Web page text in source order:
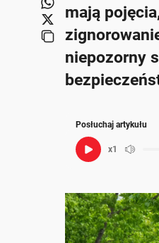
Ignorowanie tych
Znaki te są
Przekroczenie
Znaki różnią się
mają
niepozorny
Posłuchaj artykułu
x1